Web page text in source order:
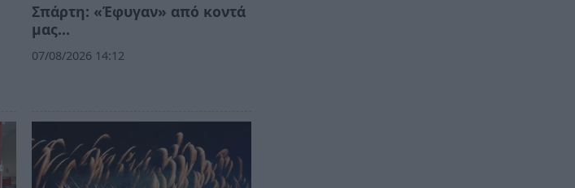
Σπάρτη: «Έφυγαν» από κοντά
μας…
07/08/2026 14:12